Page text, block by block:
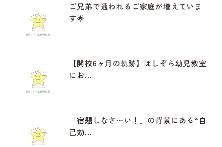
ご兄弟で通われるご家庭が増えていま
す🌟
【開校6ヶ月の軌跡】ほしぞら幼児教室
にお...
「宿題しなさ〜い！」の背景にある“自
己効...